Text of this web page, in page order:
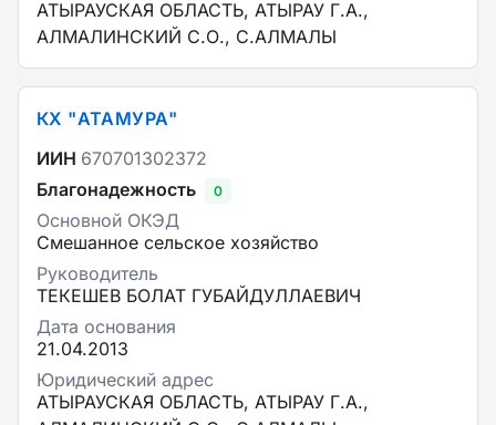
АТЫРАУСКАЯ ОБЛАСТЬ, АТЫРАУ Г.А.,
АЛМАЛИНСКИЙ С.О., С.АЛМАЛЫ
КХ "АТАМУРА"
ИИН 670701302372
Благонадежность
0
Основной ОКЭД
Смешанное сельское хозяйство
Руководитель
ТЕКЕШЕВ БОЛАТ ГУБАЙДУЛЛАЕВИЧ
Дата основания
21.04.2013
Юридический адрес
АТЫРАУСКАЯ ОБЛАСТЬ, АТЫРАУ Г.А.,